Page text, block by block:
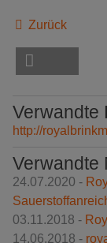
Zurück
Verwandte
http://
Verwandte
24.07.2020 -
03.11.2018 -
14.06.2018 -